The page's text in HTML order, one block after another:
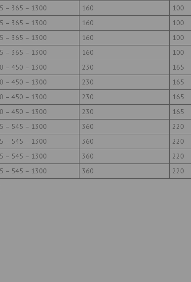
– 365 – 1300 160
100
– 365 – 1300 160
100
– 365 – 1300 160
100
– 365 – 1300 160
100
– 450 – 1300 230
165
– 450 – 1300 230
165
– 450 – 1300 230
165
– 450 – 1300 230
165
– 545 – 1300 360
220
– 545 – 1300 360
220
– 545 – 1300 360
220
– 545 – 1300 360 220